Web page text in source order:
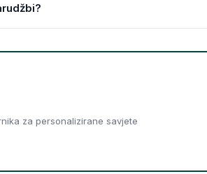
za personalizirane savjete